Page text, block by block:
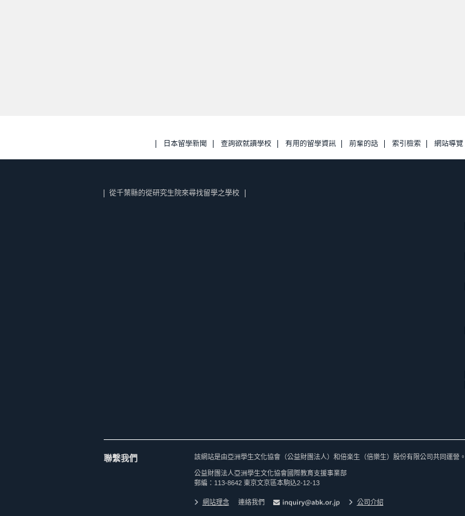
日本留學新聞 查詢欲就讀學校 有用的留學資訊 前輩的話 索引檢索 網站導覽
從千葉縣的從研究生院來尋找留學之學校
聯繫我們 該網站是由亞洲學生文化協會（公益財團法人）和倍楽生（倍樂生）股份有限公司共同運營。
公益財團法人亞洲學生文化協會國際教育支援事業部
郵編：113-8642 東京文京區本駒込2-12-13
網站理念 連絡我們 公司介紹